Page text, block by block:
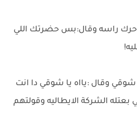
راسه وقال:بس حضرتك اللي
وقال :يااه يا شوقي دا انت
بعتله الشركة الايطاليه وقولتهم